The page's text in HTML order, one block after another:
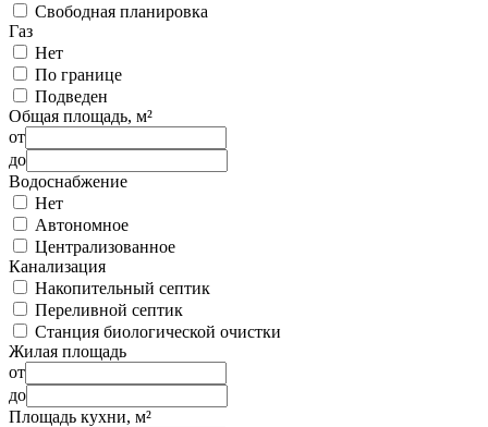
Свободная планировка
Газ
Нет
По границе
Подведен
Общая площадь, м²
от
до
Водоснабжение
Нет
Автономное
Централизованное
Канализация
Накопительный септик
Переливной септик
Станция биологической очистки
Жилая площадь
от
до
Площадь кухни, м²